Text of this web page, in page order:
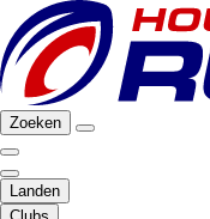
Zoeken
Landen